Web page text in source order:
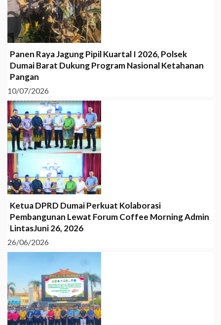
Panen Raya Jagung Pipil Kuartal I 2026, Polsek
Dumai Barat Dukung Program Nasional Ketahanan
Pangan
10/07/2026
Ketua DPRD Dumai Perkuat Kolaborasi
Pembangunan Lewat Forum Coffee Morning Admin
LintasJuni 26, 2026
26/06/2026